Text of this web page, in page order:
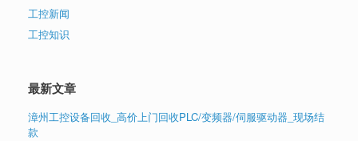
工控新闻
工控知识
最新文章
漳州工控设备回收_高价上门回收PLC/变频器/伺服驱动器_现场结
款